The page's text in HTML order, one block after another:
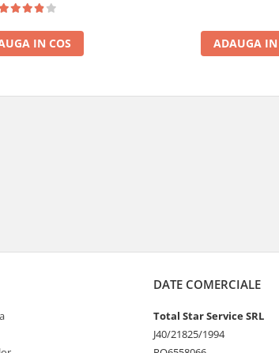
IN COS ADAUGA IN
DATE COMERCIALE
Total Star Service SRL
J40/21825/1994